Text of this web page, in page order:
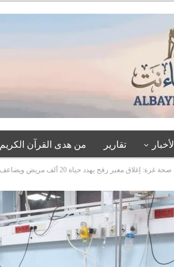
الأخبار تقارير من هدى القرآن الكريم
صحة غزة: إغلاق معبر رفح يهدد حياة 20 ألف مريض ويضاعف قوائم الوفاة